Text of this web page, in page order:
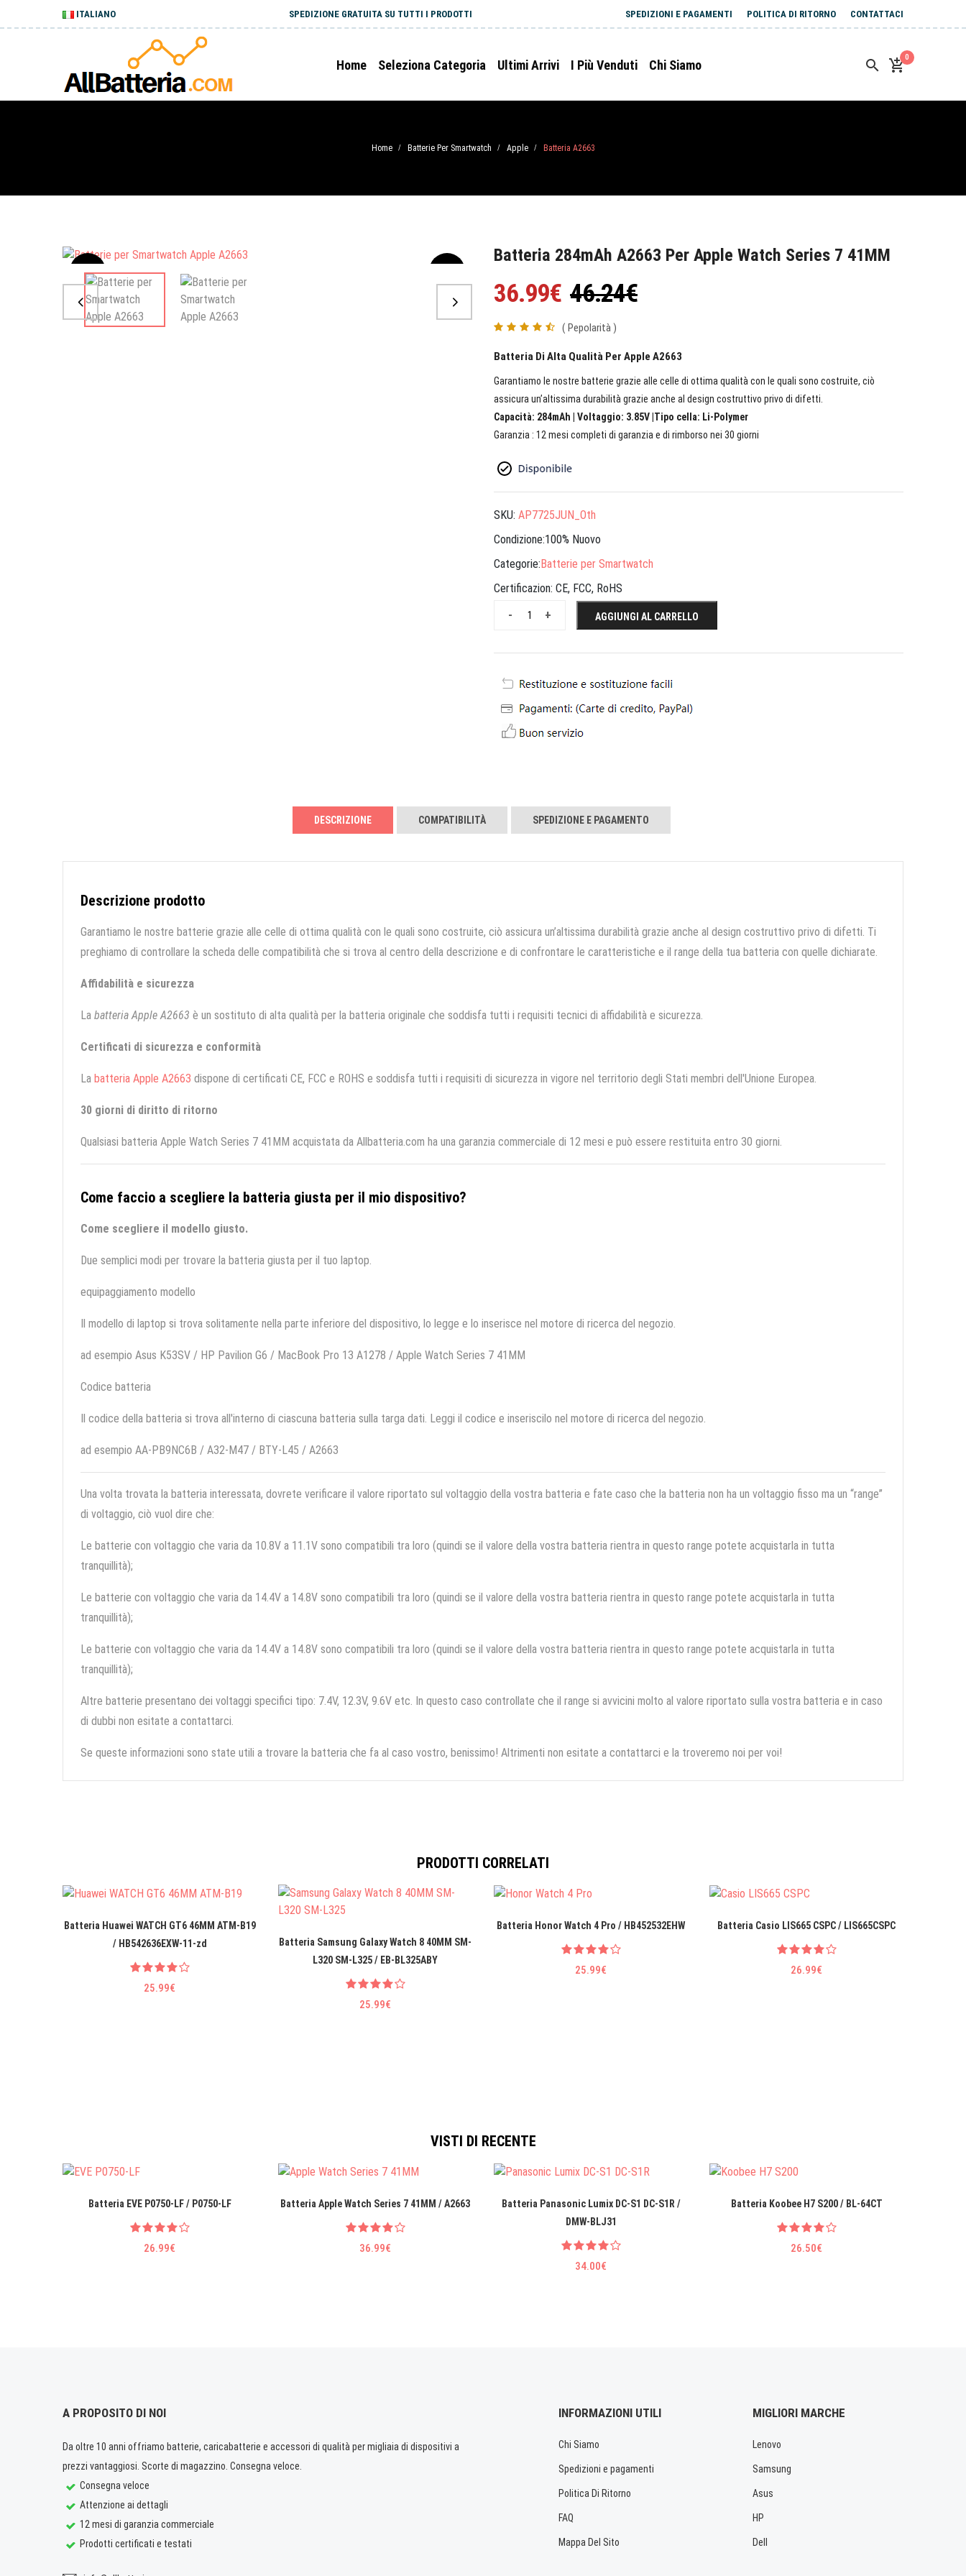
ITALIANO SPEDIZIONE GRATUITA SU TUTTI I PRODOTTI SPEDIZIONI E PAGAMENTI POLITICA DI RITORNO CONTATTACI
Home Seleziona Categoria Ultimi Arrivi I Più Venduti Chi Siamo
0
Home / Batterie Per Smartwatch / Apple / Batteria A2663
Sale
Batteria 284mAh A2663 Per Apple Watch Series 7 41MM
36.99€ 46.24€
( Pepolarità )
Batteria Di Alta Qualità Per Apple A2663
Garantiamo le nostre batterie grazie alle celle di ottima qualità con le quali sono costruite, ciò
assicura un’altissima durabilità grazie anche al design costruttivo privo di difetti.
Capacità: 284mAh | Voltaggio: 3.85V |Tipo cella: Li-Polymer
Garanzia : 12 mesi completi di garanzia e di rimborso nei 30 giorni
SKU: AP7725JUN_Oth
Condizione:100% Nuovo
Categorie:Batterie per Smartwatch
Certificazion: CE, FCC, RoHS
+
- AGGIUNGI AL CARRELLO
DESCRIZIONE COMPATIBILITÀ SPEDIZIONE E PAGAMENTO
Descrizione prodotto
Garantiamo le nostre batterie grazie alle celle di ottima qualità con le quali sono costruite, ciò assicura un’altissima durabilità grazie anche al design costruttivo privo di difetti. Ti
preghiamo di controllare la scheda delle compatibilità che si trova al centro della descrizione e di confrontare le caratteristiche e il range della tua batteria con quelle dichiarate.
Affidabilità e sicurezza
La batteria Apple A2663 è un sostituto di alta qualità per la batteria originale che soddisfa tutti i requisiti tecnici di affidabilità e sicurezza.
Certificati di sicurezza e conformità
La batteria Apple A2663 dispone di certificati CE, FCC e ROHS e soddisfa tutti i requisiti di sicurezza in vigore nel territorio degli Stati membri dell'Unione Europea.
30 giorni di diritto di ritorno
Qualsiasi batteria Apple Watch Series 7 41MM acquistata da Allbatteria.com ha una garanzia commerciale di 12 mesi e può essere restituita entro 30 giorni.
Come faccio a scegliere la batteria giusta per il mio dispositivo?
Come scegliere il modello giusto.
Due semplici modi per trovare la batteria giusta per il tuo laptop.
equipaggiamento modello
Il modello di laptop si trova solitamente nella parte inferiore del dispositivo, lo legge e lo inserisce nel motore di ricerca del negozio.
ad esempio Asus K53SV / HP Pavilion G6 / MacBook Pro 13 A1278 / Apple Watch Series 7 41MM
Codice batteria
Il codice della batteria si trova all'interno di ciascuna batteria sulla targa dati. Leggi il codice e inseriscilo nel motore di ricerca del negozio.
ad esempio AA-PB9NC6B / A32-M47 / BTY-L45 / A2663
Una volta trovata la batteria interessata, dovrete verificare il valore riportato sul voltaggio della vostra batteria e fate caso che la batteria non ha un voltaggio fisso ma un “range”
di voltaggio, ciò vuol dire che:
Le batterie con voltaggio che varia da 10.8V a 11.1V sono compatibili tra loro (quindi se il valore della vostra batteria rientra in questo range potete acquistarla in tutta
tranquillità);
Le batterie con voltaggio che varia da 14.4V a 14.8V sono compatibili tra loro (quindi se il valore della vostra batteria rientra in questo range potete acquistarla in tutta
tranquillità);
Le batterie con voltaggio che varia da 14.4V a 14.8V sono compatibili tra loro (quindi se il valore della vostra batteria rientra in questo range potete acquistarla in tutta
tranquillità);
Altre batterie presentano dei voltaggi specifici tipo: 7.4V, 12.3V, 9.6V etc. In questo caso controllate che il range si avvicini molto al valore riportato sulla vostra batteria e in caso
di dubbi non esitate a contattarci.
Se queste informazioni sono state utili a trovare la batteria che fa al caso vostro, benissimo! Altrimenti non esitate a contattarci e la troveremo noi per voi!
PRODOTTI CORRELATI
Batteria Huawei WATCH GT6 46MM ATM-B19
/ HB542636EXW-11-zd
25.99€
Batteria Samsung Galaxy Watch 8 40MM SM-
L320 SM-L325 / EB-BL325ABY
25.99€
Batteria Honor Watch 4 Pro / HB452532EHW
25.99€
Batteria Casio LIS665 CSPC / LIS665CSPC
26.99€
VISTI DI RECENTE
Batteria EVE P0750-LF / P0750-LF
26.99€
Batteria Apple Watch Series 7 41MM / A2663
36.99€
Batteria Panasonic Lumix DC-S1 DC-S1R /
DMW-BLJ31
34.00€
Batteria Koobee H7 S200 / BL-64CT
26.50€
A PROPOSITO DI NOI
Da oltre 10 anni offriamo batterie, caricabatterie e accessori di qualità per migliaia di dispositivi a
prezzi vantaggiosi. Scorte di magazzino. Consegna veloce.
Consegna veloce
Attenzione ai dettagli
12 mesi di garanzia commerciale
Prodotti certificati e testati
INFORMAZIONI UTILI
Chi Siamo
Spedizioni e pagamenti
Politica Di Ritorno
FAQ
Mappa Del Sito
MIGLIORI MARCHE
Lenovo
Samsung
Asus
HP
Dell